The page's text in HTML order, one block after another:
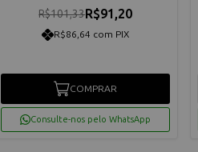
R$101,33R$91,20
R$86,64 com PIX
COMPRAR
Consulte-nos pelo WhatsApp